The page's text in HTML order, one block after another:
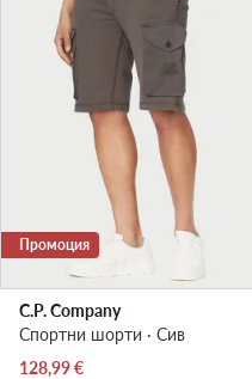
Промоция
C.P. Company
Спортни шорти · Сив
Актуална цена
128,99€